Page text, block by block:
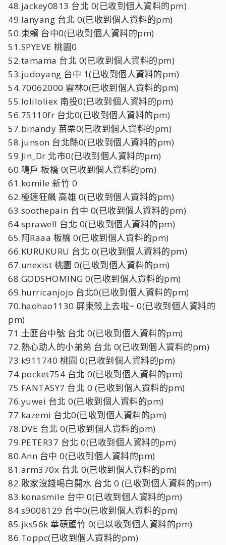
48.jackey0813 台北 0(已收到個人資料的pm)
49.lanyang 台北 0(已收到個人資料的pm)
50.東賴 台中0(已收到個人資料的pm)
51.SPYEVE 桃園0
52.tamama 台北 0(已收到個人資料的pm)
53.judoyang 台中 1(已收到個人資料的pm)
54.70062000 雲林0(已收到個人資料的pm)
55.loliloliex 南投0(已收到個人資料的pm)
56.75110fr 台北0(已收到個人資料的pm)
57.binandy 苗栗0(已收到個人資料的pm)
58.junson 台北縣0(已收到個人資料的pm)
59.Jin_Dr 北市0(已收到個人資料的pm)
60.鳴戶 板橋 0(已收到個人資料的pm)
61.komile 新竹 0
62.極速狂飆 高雄 0(已收到個人資料的pm)
63.soothepain 台中 0(已收到個人資料的pm)
64.sprawell 台北 0(已收到個人資料的pm)
65.阿Raaa 板橋 0(已收到個人資料的pm)
66.KURUKURU 台北 0(已收到個人資料的pm)
67.unexist 桃園 0(已收到個人資料的pm)
68.GODSHOMING 0(已收到個人資料的pm)
69.hurricanjojo 台北0(已收到個人資料的pm)
70.haohao1130 屏東殺上去啦~ 0(已收到個人資料的
pm)
71.土匪台中號 台北 0(已收到個人資料的pm)
72.熱心助人的小弟弟 台北 0(已收到個人資料的pm)
73.k911740 桃園 0(已收到個人資料的pm)
74.pocket754 台北 0(已收到個人資料的pm)
75.FANTASY7 台北 0 (已收到個人資料的pm)
76.yuwei 台北 0(已收到個人資料的pm)
77.kazemi 台北0(已收到個人資料的pm)
78.DVE 台北 0(已收到個人資料的pm)
79.PETER37 台北 0(已收到個人資料的pm)
80.Ann 台中 0(已收到個人資料的pm)
81.arm370x 台北 0(已收到個人資料的pm)
82.敗家沒錢喝白開水 台北 0 (已收到個人資料的pm)
83.konasmile 台中 0(已收到個人資料的pm)
84.s9008129 台中0(已收到個人資料的pm)
85.jks56k 華碩蘆竹 0(已以收到個人資料的pm)
86.Toppc(已收到個人資料的pm)